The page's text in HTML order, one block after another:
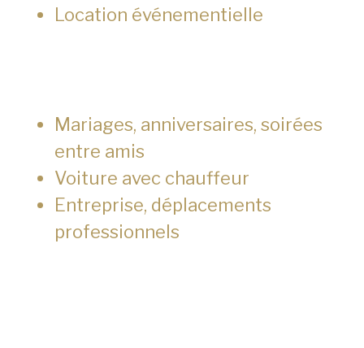
Location événementielle
Mariages, anniversaires, soirées
entre amis
Voiture avec chauffeur
Entreprise, déplacements
professionnels